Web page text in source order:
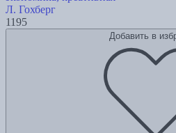
Л. Гохберг
1195
Добавить в